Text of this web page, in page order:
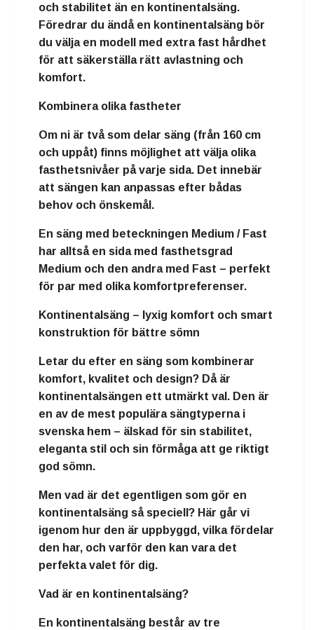
och stabilitet än en kontinentalsäng.
Föredrar du ändå en kontinentalsäng bör
du välja en modell med extra fast hårdhet
för att säkerställa rätt avlastning och
komfort.
Kombinera olika fastheter
Om ni är två som delar säng (från 160 cm
och uppåt) finns möjlighet att välja olika
fasthetsnivåer på varje sida. Det innebär
att sängen kan anpassas efter bådas
behov och önskemål.
En säng med beteckningen Medium / Fast
har alltså en sida med fasthetsgrad
Medium och den andra med Fast – perfekt
för par med olika komfortpreferenser.
Kontinentalsäng – lyxig komfort och smart
konstruktion för bättre sömn
Letar du efter en säng som kombinerar
komfort, kvalitet och design? Då är
kontinentalsängen ett utmärkt val. Den är
en av de mest populära sängtyperna i
svenska hem – älskad för sin stabilitet,
eleganta stil och sin förmåga att ge riktigt
god sömn.
Men vad är det egentligen som gör en
kontinentalsäng så speciell? Här går vi
igenom hur den är uppbyggd, vilka fördelar
den har, och varför den kan vara det
perfekta valet för dig.
Vad är en kontinentalsäng?
En kontinentalsäng består av tre